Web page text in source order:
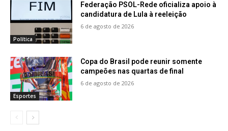
Política
Federação PSOL-Rede oficializa apoio à
candidatura de Lula à reeleição
6 de agosto de 2026
Esportes
Copa do Brasil pode reunir somente
campeões nas quartas de final
6 de agosto de 2026